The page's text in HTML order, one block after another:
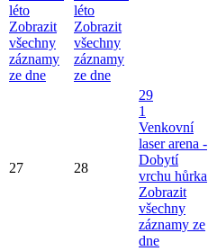
léto
Zobrazit
všechny
záznamy
ze dne
léto
Zobrazit
všechny
záznamy
ze dne
27 28
29
1
Venkovní
laser arena -
Dobytí
vrchu hůrka
Zobrazit
všechny
záznamy ze
dne